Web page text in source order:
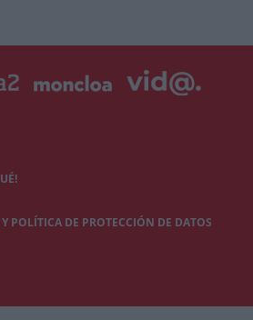
POLÍTICA DE PROTECCIÓN DE DATOS